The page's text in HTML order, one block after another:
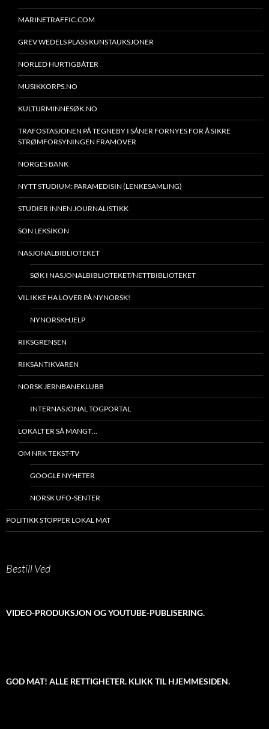
MARINETRAFFIC.COM
GREV WEDELS PLASS KUNSTAUKSJONER
NORLED HURTIGBÅTER
MUSIKKORPS.NO
KULTURMINNESØK.NO
TRAFOSTASJONEN PÅ TEGNEBY I SÅNER FORNYES FOR Å SIKRE
STRØMFORSYNINGEN FRAMOVER
NORGES BANK
NYTT STUDIUM: PARAMEDISIN (LENKESAMLING)
STUDIER INNEN JOURNALISTIKK
SON LEKSIKON
NASJONALBIBLIOTEKET
SØK I NASJONALBIBLIOTEKET/NETTBIBLIOTEKET
VIL IKKE HA LOVER PÅ NYNORSK!
NYNORSKHJELP
RIKSGRENSEN
RIKSANTIKVAREN
NORSK JERNBANEKLUBB
INTERNASJONAL TOGPORTAL
LOKALT ER SÅ MANGT…
OM NRK TEKST-TV
GOOGLE NYHETER
NORSK UFO-SENTER
POLITIKK STOPPER LOKAL MAT
Bestill Ved
VIDEO-PRODUKSJON OG YOUTUBE-PUBLISERING.
GOD MAT! ALLE RETTIGHETER. KLIKK TIL HJEMMESIDEN.